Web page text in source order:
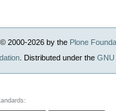
2000-2026by the Plone
. Distributed under the GNU